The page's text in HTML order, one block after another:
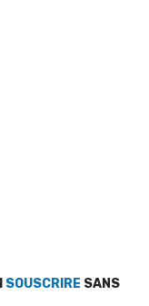
SOUSCRIRE SANS